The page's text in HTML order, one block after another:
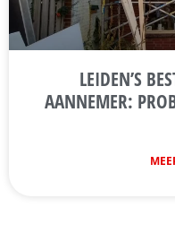
LEIDEN’S
AANNEMER: